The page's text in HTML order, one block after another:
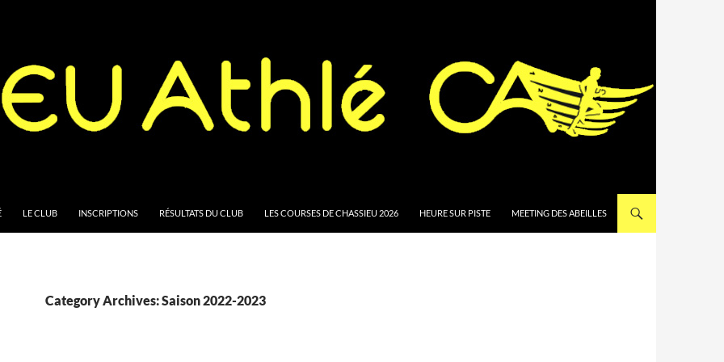
LE CLUB INSCRIPTIONS RÉSULTATS DU CLUB LES COURSES DE CHASSIEU 2026 HEURE SUR PISTE MEETING DES ABEILLES
Category Archives: Saison 2022-2023